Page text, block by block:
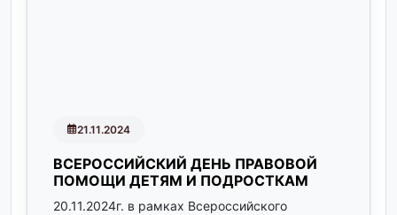
21.11.2024
ВСЕРОССИЙСКИЙ ДЕНЬ ПРАВОВОЙ
ПОМОЩИ ДЕТЯМ И ПОДРОСТКАМ
20.11.2024г. в рамках Всероссийского